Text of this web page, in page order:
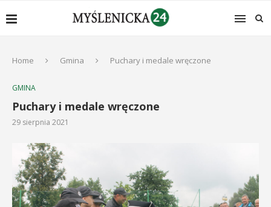
Home Gmina Puchary i medale wręczone
GMINA
Puchary i medale wręczone
29 sierpnia 2021